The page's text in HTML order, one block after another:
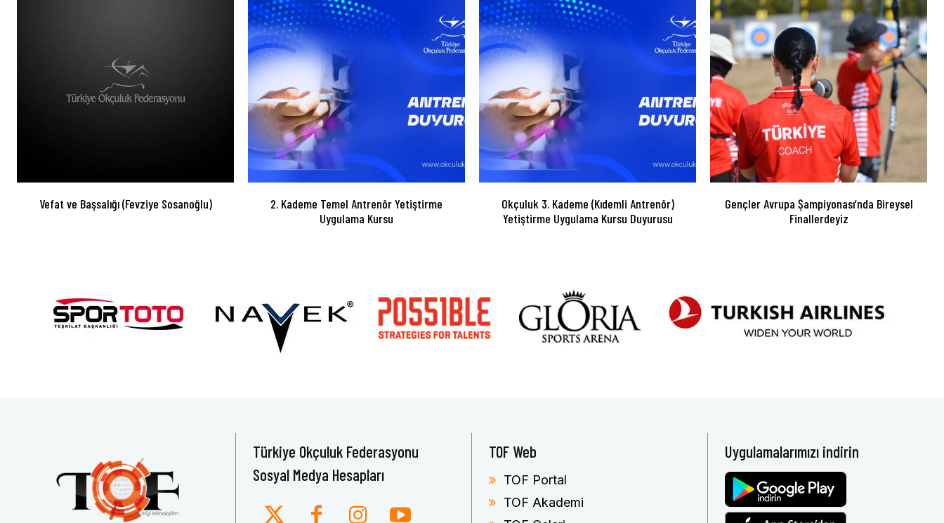
Vefat ve Başsalığı (Fevziye Sosanoğlu)
2. Kademe Temel Antrenör Yetiştirme
Uygulama Kursu
Okçuluk 3. Kademe (Kıdemli Antrenör)
Yetiştirme Uygulama Kursu Duyurusu
Gençler Avrupa Şampiyonası’nda Bireysel
Finallerdeyiz
Türkiye Okçuluk Federasyonu
Sosyal Medya Hesapları
TOF Web
TOF Portal
TOF Akademi
Uygulamalarımızı indirin